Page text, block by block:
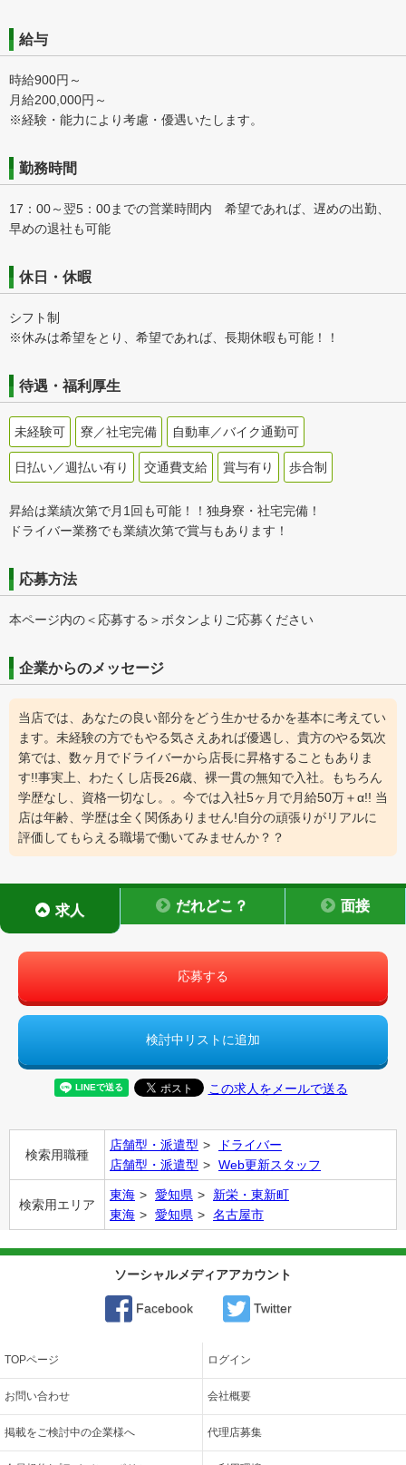
給与
時給900円～
月給200,000円～
※経験・能力により考慮・優遇いたします。
勤務時間
17：00～翌5：00までの営業時間内 希望であれば、遅めの出勤、
早めの退社も可能
休日・休暇
シフト制
※休みは希望をとり、希望であれば、長期休暇も可能！！
待遇・福利厚生
未経験可 寮／社宅完備 自動車／バイク通勤可
日払い／週払い有り 交通費支給 賞与有り 歩合制
昇給は業績次第で月1回も可能！！独身寮・社宅完備！
ドライバー業務でも業績次第で賞与もあります！
応募方法
本ページ内の＜応募する＞ボタンよりご応募ください
企業からのメッセージ
当店では、あなたの良い部分をどう生かせるかを基本に考えてい
ます。未経験の方でもやる気さえあれば優遇し、貴方のやる気次
第では、数ヶ月でドライバーから店長に昇格することもありま
す!!事実上、わたくし店長26歳、裸一貫の無知で入社。もちろん
学歴なし、資格一切なし。。今では入社5ヶ月で月給50万＋α!! 当
店は年齢、学歴は全く関係ありません!自分の頑張りがリアルに
評価してもらえる職場で働いてみませんか？？
求人 だれどこ？ 面接
応募する
検討中リストに追加
この求人をメールで送る
検索用職種
店舗型・派遣型
ドライバー
店舗型・派遣型
Web更新スタッフ
検索用エリア
東海 愛知県
新栄・東新町
東海
愛知県 名古屋市
ソーシャルメディアアカウント
Facebook Twitter
TOPページ ログイン
お問い合わせ 会社概要
掲載をご検討中の企業様へ 代理店募集